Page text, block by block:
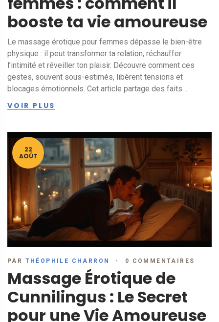
booste ta vie amoureuse
Le massage érotique pour femmes dépasse le bien-être
physique : il peut transformer ta relation, réchauffer
l’intimité et réveiller ton plaisir. Découvre comment ces
gestes, souvent sous-estimés, libèrent tensions et
blocages émotionnels. Cet article partage des faits
enrichir tes expériences de massage érotique. Apprends à
ou ta partenaire. Prête à vivre une vie amoureuse plus
épanouissante ?
VOIR PLUS
22
AOÛT
PAR THÉOPHILE CHARRON 0 COMMENTAIRES
Massage Érotique de
Cunnilingus : Le Secret
pour une Vie Amoureuse